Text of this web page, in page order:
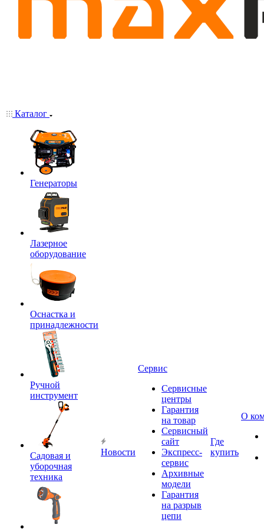
Каталог
Генераторы
Лазерное
оборудование
Оснастка и
принадлежности
Ручной
инструмент
Садовая и
уборочная
техника
Новости
Сервис
Сервисные
центры
Гарантия
на товар
Сервисный
сайт
Экспресс-
сервис
Архивные
модели
Гарантия
на разрыв
цепи
Где
купить
О